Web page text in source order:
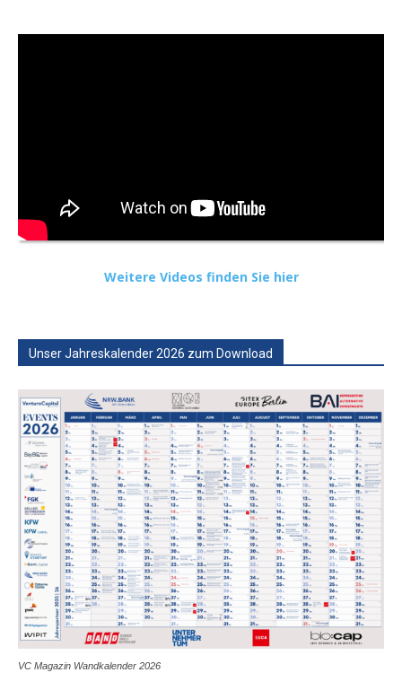
Weitere Videos finden Sie hier
Unser Jahreskalender 2026 zum Download
VC Magazin Wandkalender 2026